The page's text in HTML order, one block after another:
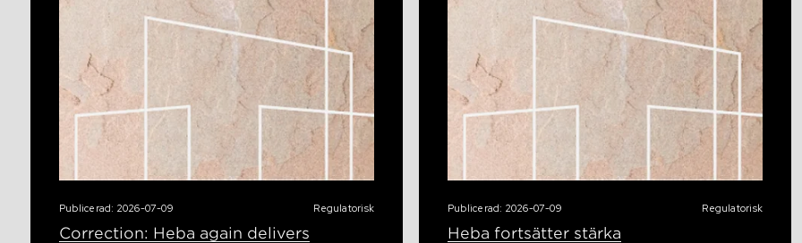
Publicerad: 2026-07-09 Regulatorisk
Correction: Heba again delivers
Publicerad: 2026-07-09 Regulatorisk
Heba fortsätter stärka